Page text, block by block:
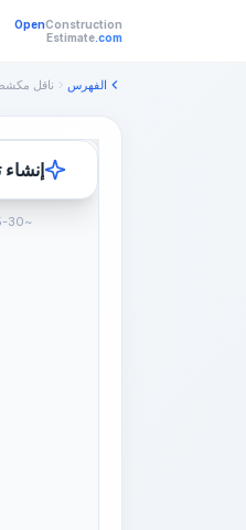
OpenConstruction
Estimate.com
الفهرس
~15-30 Sek.